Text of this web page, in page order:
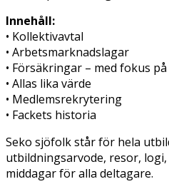
Innehåll:
• Kollektivavtal
• Arbetsmarknadslagar
• Försäkringar – med fokus
• Allas lika värde
• Medlemsrekrytering
• Fackets historia
Seko sjöfolk står för hela
utbildningsarvode, resor,
middagar för alla deltagare.